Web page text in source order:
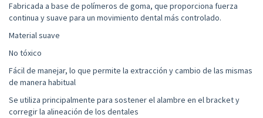
Fabricada a base de polímeros de goma, que proporciona fuerza
continua y suave para un movimiento dental más controlado.
Material suave
No tóxico
Fácil de manejar, lo que permite la extracción y cambio de las mismas
de manera habitual
Se utiliza principalmente para sostener el alambre en el bracket y
corregir la alineación de los dentales